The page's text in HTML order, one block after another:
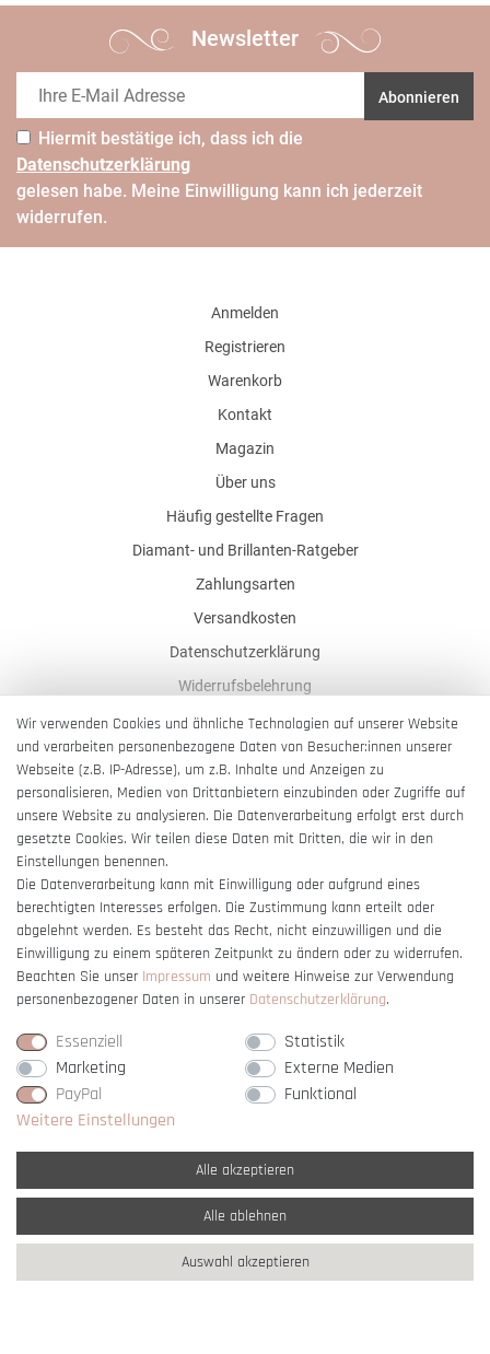
Newsletter
Abonnieren
Hiermit bestätige ich, dass ich die
Daten­schutz­erklärung
gelesen habe. Meine Einwilligung kann ich jederzeit
widerrufen.
Anmelden
Registrieren
Warenkorb
Kontakt
Magazin
Über uns
Häufig gestellte Fragen
Diamant- und Brillanten-Ratgeber
Zahlungsarten
Versandkosten
Datenschutzerklärung
Widerrufsbelehrung
AGB
Impressum
Barrierefreiheitserklärung
Vertrag widerrufen
* Alle Preise verstehen sich inkl. gesetzl. MwSt. undzzgl. Versandkosten
** Nur innerhalb Deutschlands© copyright 2007-2026 Schmuck Krone / Alle
Rechte vorbehalten / powered bycreateyourtemplate
Wir verwenden Cookies und ähnliche Technologien auf unserer Website
und verarbeiten personenbezogene Daten von Besucher:innen unserer
Webseite (z.B. IP-Adresse), um z.B. Inhalte und Anzeigen zu
personalisieren, Medien von Drittanbietern einzubinden oder Zugriffe auf
unsere Website zu analysieren. Die Datenverarbeitung erfolgt erst durch
gesetzte Cookies. Wir teilen diese Daten mit Dritten, die wir in den
Einstellungen benennen.
Die Datenverarbeitung kann mit Einwilligung oder aufgrund eines
berechtigten Interesses erfolgen. Die Zustimmung kann erteilt oder
abgelehnt werden. Es besteht das Recht, nicht einzuwilligen und die
Einwilligung zu einem späteren Zeitpunkt zu ändern oder zu widerrufen.
Beachten Sie unser Impressum und weitere Hinweise zur Verwendung
personenbezogener Daten in unserer Daten­schutz­erklärung.
Essenziell
Statistik
Marketing
Externe Medien
PayPal
Funktional
Weitere Einstellungen
Alle akzeptieren
Alle ablehnen
Auswahl akzeptieren